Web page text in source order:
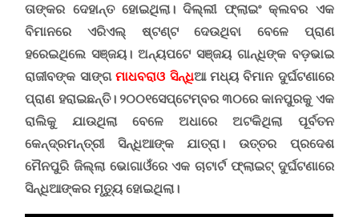
ତାଙ୍କର ଦେହାନ୍ତ ହୋଇଥିଲା। ଦିଲ୍ଲୀ ଫ୍ଲାଇଂ କ୍ଲବର ଏକ
ବିମାନରେ ଏରିଏଲ୍ ଷ୍ଟଣ୍ଟ ଦେଉଥିବା ବେଳେ ପ୍ରାଣ
ହରେଇଥିଲେ ସଞ୍ଜୟ।ଅନ୍ୟପଟେ ସଞ୍ଜୟ ଗାନ୍ଧିଙ୍କ ବଡ଼ଭାଇ
ରାଜୀବଙ୍କ ସାଙ୍ଗମାଧବରାଓ ସିନ୍ଧିଆ ମଧ୍ୟ ବିମାନ ଦୁର୍ଘଟଣାରେ
ପ୍ରାଣ ହରାଇଛନ୍ତି। ୨୦୦୧ସେପ୍ଟେମ୍ବର ୩୦ରେ କାନପୁରକୁ ଏକ
ରାଲିକୁ ଯାଉଥିଲା ବେଳେ ଅଧାରେ ଅଟକିଥିଲା ପୂର୍ବତନ
କେନ୍ଦ୍ରମନ୍ତ୍ରୀ ସିନ୍ଧିଆଙ୍କ ଯାତ୍ରା। ଉତ୍ତର ପ୍ରଦେଶ
ମୈନପୁରି ଜିଲ୍ଲା ଭୋଗାଓଁରେ ଏକ ଚାଟାର୍ଟ ଫ୍ଲାଇଟ୍ ଦୁର୍ଘଟଣାରେ
ସିନ୍ଧିଆଙ୍କର ମୃତ୍ୟୁ ହୋଇଥିଲା।